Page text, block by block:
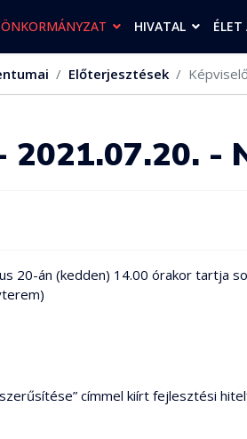
ÖNKORMÁNYZAT HIVATAL ÉLET
Előterjesztések
-
20-án (kedden) 14.00 órakor tartja
címmel kiírt fejlesztési